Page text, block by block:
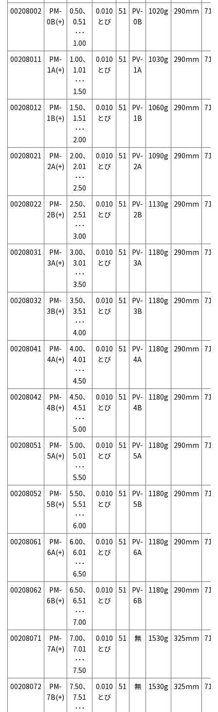
00208002
PM-
0B(+)
0.50、
0.51
･･･
1.00
0.010
とび
51
PV-
0B
1020g 290mm
00208011
PM-
1A(+)
1.00、
1.01
･･･
1.50
0.010
とび
51
PV-
1A
1030g 290mm
00208012
PM-
1B(+)
1.50、
1.51
･･･
2.00
0.010
とび
51
PV-
1B
1060g 290mm
00208021
PM-
2A(+)
2.00、
2.01
･･･
2.50
0.010
とび
51
PV-
2A
1090g 290mm
00208022
PM-
2B(+)
2.50、
2.51
･･･
3.00
0.010
とび
51
PV-
2B
1130g 290mm
00208031
PM-
3A(+)
3.00、
3.01
･･･
3.50
0.010
とび
51
PV-
3A
1180g 290mm
00208032
PM-
3B(+)
3.50、
3.51
･･･
4.00
0.010
とび
51
PV-
3B
1180g 290mm
00208041
PM-
4A(+)
4.00、
4.01
･･･
4.50
0.010
とび
51
PV-
4A
1180g 290mm
00208042
PM-
4B(+)
4.50、
4.51
･･･
5.00
0.010
とび
51
PV-
4B
1180g 290mm
00208051
PM-
5A(+)
5.00、
5.01
･･･
5.50
0.010
とび
51
PV-
5A
1180g 290mm
00208052
PM-
5B(+)
5.50、
5.51
･･･
6.00
0.010
とび
51
PV-
5B
1180g 290mm
00208061
PM-
6A(+)
6.00、
6.01
･･･
6.50
0.010
とび
51
PV-
6A
1180g 290mm
00208062
PM-
6B(+)
6.50、
6.51
･･･
7.00
0.010
とび
51
PV-
6B
1180g 290mm
00208071
PM-
7A(+)
7.00、
7.01
･･･
7.50
0.010
とび
51 無 1530g 325mm
00208072
PM-
7B(+)
7.50、
7.51
･･･
0.010
とび
51 無 1530g 325mm